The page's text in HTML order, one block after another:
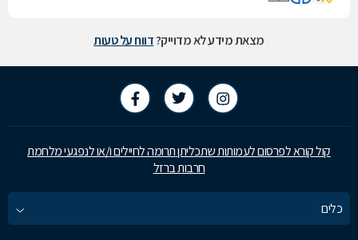
מצאת מידע לא מדוייק?דווח על טעות
קול קורא לפרסום לעמותות שתכליתן תרומה לחיילים ו/או לנפגעי מלחמת
חרבות ברזל
כלים